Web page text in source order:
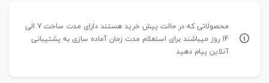
محصولاتی که در حالت پیش خرید هستند دارای مدت ساخت 7 الی
14 روز میباشند برای استعلام مدت زمان آماده سازی به پشتیبانی
آنلاین پیام دهید